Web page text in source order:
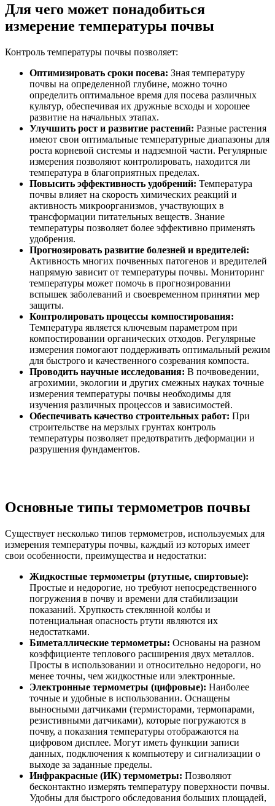
Для чего может понадобиться
измерение температуры почвы
Контроль температуры почвы позволяет:
Оптимизировать сроки посева: Зная температуру
почвы на определенной глубине, можно точно
определить оптимальное время для посева различных
культур, обеспечивая их дружные всходы и хорошее
развитие на начальных этапах.
Улучшить рост и развитие растений: Разные растения
имеют свои оптимальные температурные диапазоны для
роста корневой системы и надземной части. Регулярные
измерения позволяют контролировать, находится ли
температура в благоприятных пределах.
Повысить эффективность удобрений: Температура
почвы влияет на скорость химических реакций и
активность микроорганизмов, участвующих в
трансформации питательных веществ. Знание
температуры позволяет более эффективно применять
удобрения.
Прогнозировать развитие болезней и вредителей:
Активность многих почвенных патогенов и вредителей
напрямую зависит от температуры почвы. Мониторинг
температуры может помочь в прогнозировании
вспышек заболеваний и своевременном принятии мер
защиты.
Контролировать процессы компостирования:
Температура является ключевым параметром при
компостировании органических отходов. Регулярные
измерения помогают поддерживать оптимальный режим
для быстрого и качественного созревания компоста.
Проводить научные исследования: В почвоведении,
агрохимии, экологии и других смежных науках точные
измерения температуры почвы необходимы для
изучения различных процессов и зависимостей.
Обеспечивать качество строительных работ: При
строительстве на мерзлых грунтах контроль
температуры позволяет предотвратить деформации и
разрушения фундаментов.
Основные типы термометров почвы
Существует несколько типов термометров, используемых для
измерения температуры почвы, каждый из которых имеет
свои особенности, преимущества и недостатки:
Жидкостные термометры (ртутные, спиртовые):
Простые и недорогие, но требуют непосредственного
погружения в почву и времени для стабилизации
показаний. Хрупкость стеклянной колбы и
потенциальная опасность ртути являются их
недостатками.
Биметаллические термометры: Основаны на разном
коэффициенте теплового расширения двух металлов.
Просты в использовании и относительно недороги, но
менее точны, чем жидкостные или электронные.
Электронные термометры (цифровые): Наиболее
точные и удобные в использовании. Оснащены
выносными датчиками (термисторами, термопарами,
резистивными датчиками), которые погружаются в
почву, а показания температуры отображаются на
цифровом дисплее. Могут иметь функции записи
данных, подключения к компьютеру и сигнализации о
выходе за заданные пределы.
Инфракрасные (ИК) термометры: Позволяют
бесконтактно измерять температуру поверхности почвы.
Удобны для быстрого обследования больших площадей,